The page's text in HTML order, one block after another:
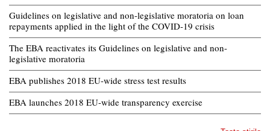
Guidelines on legislative and non-legislative moratoria on loan
repayments applied in the light of the COVID-19 crisis
The EBA reactivates its Guidelines on legislative and non-
legislative moratoria
EBA publishes 2018 EU-wide stress test results
EBA launches 2018 EU-wide transparency exercise